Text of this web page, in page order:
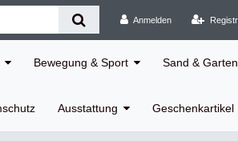
Anmelden
Bewegung & Sport Sand & Garten
Ausstattung Geschenkartikel